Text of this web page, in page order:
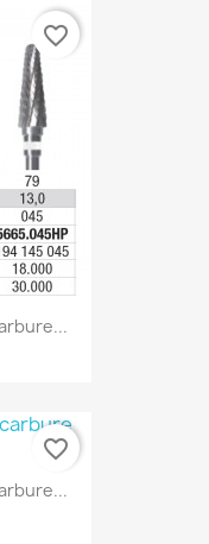
favorite_border
favorite_border